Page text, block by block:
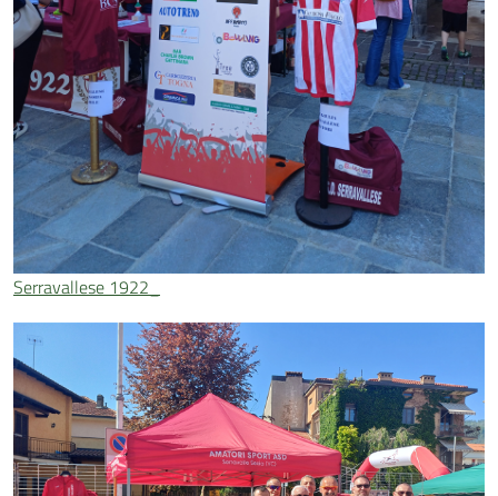
Serravallese 1922_